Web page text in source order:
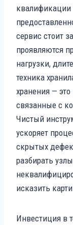
квалификации
сервис стоит
проявляются
нагрузки,
техника
хранения —
связанные с
Чистый
ускоряет
скрытых
разбирать
исказить
Инвестиция в